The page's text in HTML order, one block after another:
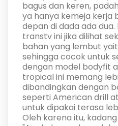
bagus dan keren,
ya hanya kemeja kerja
depan di dada ada
transtv ini jika dilihat
bahan yang lembut
sehingga cocok untuk
dengan model bodyfit
tropical ini memang
dibandingkan dengan
seperti American drill
untuk dipakai terasa
Oleh karena itu,